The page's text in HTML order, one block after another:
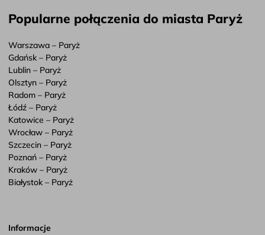
Popularne połączenia do miasta Paryż
Warszawa – Paryż
Gdańsk – Paryż
Lublin – Paryż
Olsztyn – Paryż
Radom – Paryż
Łódź – Paryż
Katowice – Paryż
Wrocław – Paryż
Szczecin – Paryż
Poznań – Paryż
Kraków – Paryż
Białystok – Paryż
Informacje